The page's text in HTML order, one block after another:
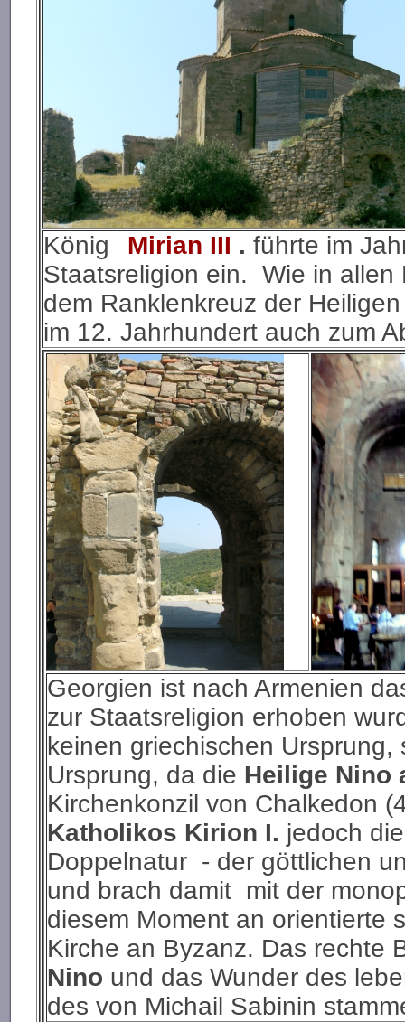
König Mirian III . führte im
Staatsreligion ein. Wie in allen
dem Ranklenkreuz der
im 12. Jahrhundert auch zum
Georgien ist nach Armenien
zur Staatsreligion erhoben
keinen griechischen
Ursprung, da die Heilige Nino
Kirchenkonzil von Chalkedon
Katholikos Kirion I. jedoch
Doppelnatur - der göttlichen
und brach damit mit der
diesem Moment an orientierte
Kirche an Byzanz. Das
Nino und das Wunder des
des von Michail Sabinin